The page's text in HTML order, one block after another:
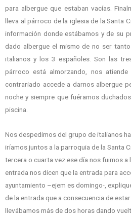
para albergue que estaban vacías.
lleva al párroco de la iglesia de la Santa
información donde estábamos y de su
dado albergue el mismo de no ser
italianos y los 3 españoles. Son las
párroco está almorzando, nos
contrariado accede a darnos albergue
noche y siempre que fuéramos
piscina.
Nos despedimos del grupo de italianos
iríamos juntos a la parroquia de la Santa
tercera o cuarta vez ese día nos fuimos a
entrada nos dicen que la entrada para
ayuntamiento –ejem es domingo-,
de la entrada que a consecuencia de
llevábamos más de dos horas dando